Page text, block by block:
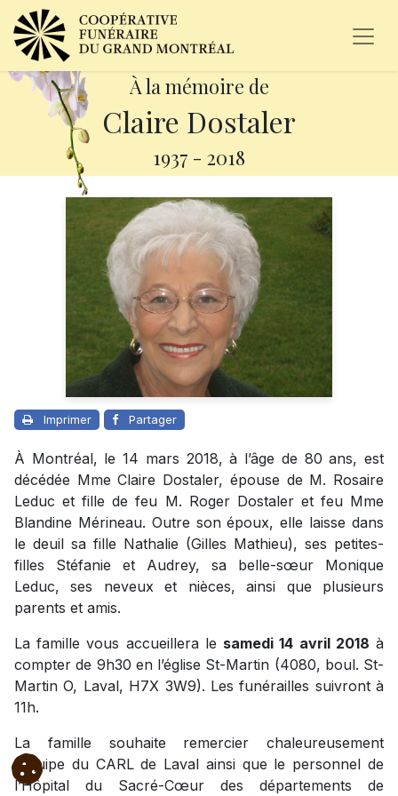
À la mémoire de
Claire Dostaler
1937 - 2018
Imprimer Partager
À Montréal, le 14 mars 2018, à l’âge de 80 ans, est
décédée Mme Claire Dostaler, épouse de M. Rosaire
Leduc et fille de feu M. Roger Dostaler et feu Mme
Blandine Mérineau. Outre son époux, elle laisse dans
le deuil sa fille Nathalie (Gilles Mathieu), ses petites-
filles Stéfanie et Audrey, sa belle-sœur Monique
Leduc, ses neveux et nièces, ainsi que plusieurs
parents et amis.
La famille vous accueillera le samedi 14 avril 2018 à
compter de 9h30 en l’église St-Martin (4080, boul. St-
Martin O, Laval, H7X 3W9). Les funérailles suivront à
11h.
La famille souhaite remercier chaleureusement
l’équipe du CARL de Laval ainsi que le personnel de
l’Hôpital du Sacré-Cœur des départements de